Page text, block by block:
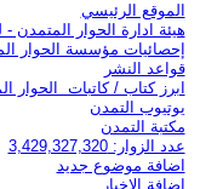
الموقع الرئيسي
هيئة ادارة الحوار المتمدن -
إحصائيات مؤسسة الحوار
قواعد النشر
ابرز كتاب / كاتبات الحوار
يوتيوب التمدن
مكتبة التمدن
عدد الزوار: 3,429,327,320
اضافة موضوع جديد
اضافة الاخبار